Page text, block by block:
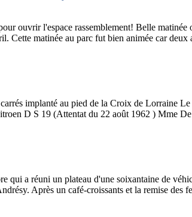
ouvrir l'espace rassemblement! Belle matinée
Cette matinée au parc fut bien animée car deux
implanté au pied de la Croix de Lorraine
D S 19 (Attentat du 22 août 1962 ) Mme
qui a réuni un plateau d'une soixantaine de
Après un café-croissants et la remise des